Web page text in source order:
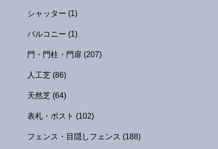
シャッター (1)
バルコニー (1)
門・門柱・門扉 (207)
人工芝 (86)
天然芝 (64)
表札・ポスト (102)
フェンス・目隠しフェンス (188)